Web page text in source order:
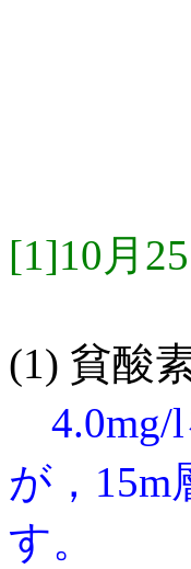
[1]10月
(1) 貧酸
が，15m
す。